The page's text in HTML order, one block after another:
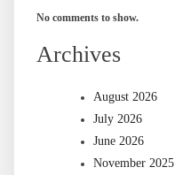
No comments to show.
Archives
August 2026
July 2026
June 2026
November 2025